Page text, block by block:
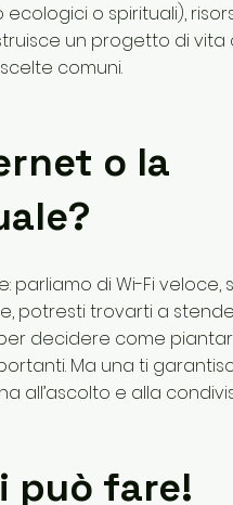
o spirituali),
un progetto di
comuni.
o la
di Wi-Fi veloce,
potresti trovarti a
decidere come
Ma una ti
all’ascolto e alla
può fare!